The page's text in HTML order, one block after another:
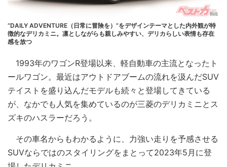
“DAILY ADVENTURE（日常に冒険を）”をデザインテーマとした内外観が特
徴的なデリカミニ。凛としながらも親しみやすい、デリカらしい表情も存在
感を放つ
1993年のワゴンR登場以来、軽自動車の主流となったト
ールワゴン。最近はアウトドアブームの流れを汲んだSUV
テイストを盛り込んだモデルも続々と登場してきている
が、なかでも人気を集めているのが三菱のデリカミニとス
ズキのハスラーだろう。
その車名からもわかるように、力強い走りを予感させる
SUVならではのスタイリングをまとって2023年5月に登